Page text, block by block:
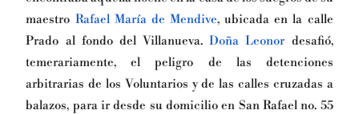
maestro Rafael María de Mendive, ubicada en la calle
Prado al fondo del Villanueva. Doña Leonor desafió,
temerariamente, el peligro de las detenciones
arbitrarias de los Voluntarios y de las calles cruzadas a
balazos, para ir desde su domicilio en San Rafael no. 55